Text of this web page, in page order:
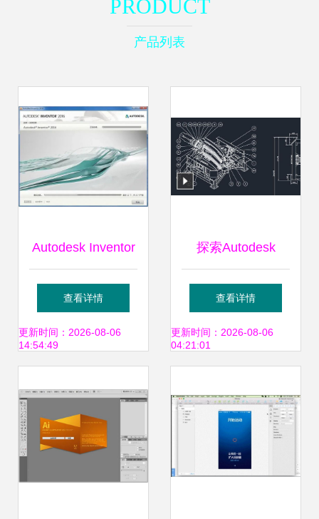
PRODUCT
产品列表
Autodesk Inventor
安装包下载与安装
教程（含破解激
查看详情
更新时间：2026-08-06
14:54:49
探索Autodesk
Inventor 专业机械
设计软件的3D
查看详情
更新时间：2026-08-06
04:21:01